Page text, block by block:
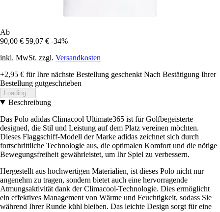
Ab
90,00 € 59,07 € -34%
inkl. MwSt. zzgl. Versandkosten
+2,95 € für Ihre nächste Bestellung geschenkt Nach Bestätigung Ihrer
Bestellung gutgeschrieben
Loading...
Beschreibung
Das Polo adidas Climacool Ultimate365 ist für Golfbegeisterte
designed, die Stil und Leistung auf dem Platz vereinen möchten.
Dieses Flaggschiff-Modell der Marke adidas zeichnet sich durch
fortschrittliche Technologie aus, die optimalen Komfort und die nötige
Bewegungsfreiheit gewährleistet, um Ihr Spiel zu verbessern.
Hergestellt aus hochwertigen Materialien, ist dieses Polo nicht nur
angenehm zu tragen, sondern bietet auch eine hervorragende
Atmungsaktivität dank der Climacool-Technologie. Dies ermöglicht
ein effektives Management von Wärme und Feuchtigkeit, sodass Sie
während Ihrer Runde kühl bleiben. Das leichte Design sorgt für eine